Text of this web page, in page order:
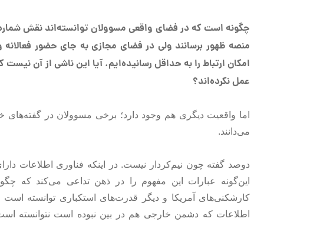
چگونه است که در فضای واقعی مسوولان توانسته‌اند نقش
منصه ظهور برسانند ولی در فضای مجازی به جای حضور فعالانه و
امکان ارتباط را به حداقل رسانیده‌ایم. آیا این ناشی از آن
عمل نکرده‌اند؟
می‌دانند.
دوصد گفته چون نیم‌کردار نیست. در اینکه فناوری اطلاعات
این‌گونه عبارات این مفهوم را در ذهن تداعی می‌کند که
کارشکنی‌های آمریکا و دیگر قدرت‌های استکباری توانسته
اطلاعات که دشمن خارجی هم در بین نبوده است نتوانسته